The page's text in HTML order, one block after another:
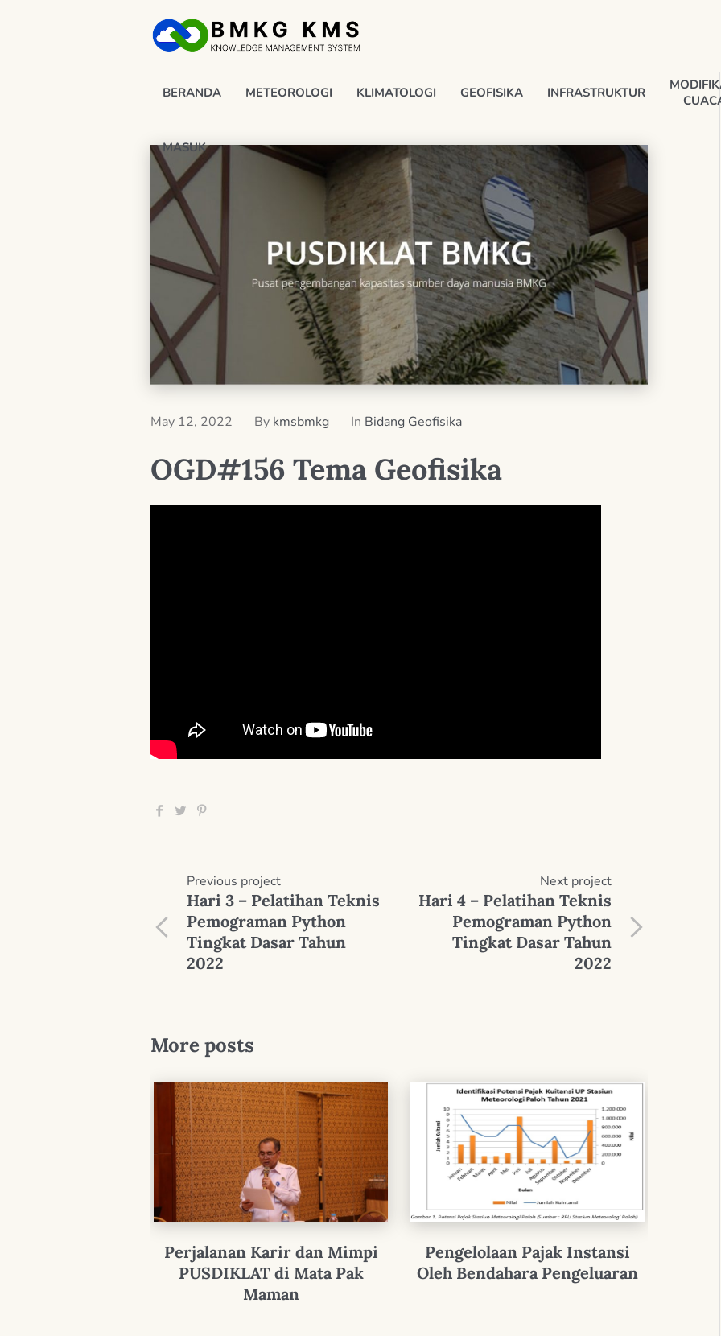
BERANDA METEOROLOGI KLIMATOLOGI GEOFISIKA INFRASTRUKTUR
MASUK
May 12, 2022 By kmsbmkg In Bidang Geofisika
OGD#156 Tema Geofisika
Previous project
Hari 3 – Pelatihan Teknis
Pemograman Python
Tingkat Dasar Tahun
2022
Next project
Hari 4 – Pelatihan Teknis
Pemograman Python
Tingkat Dasar Tahun
2022
More posts
Perjalanan Karir dan Mimpi
PUSDIKLAT di Mata Pak
Maman
Pengelolaan Pajak Instansi
Oleh Bendahara Pengeluaran